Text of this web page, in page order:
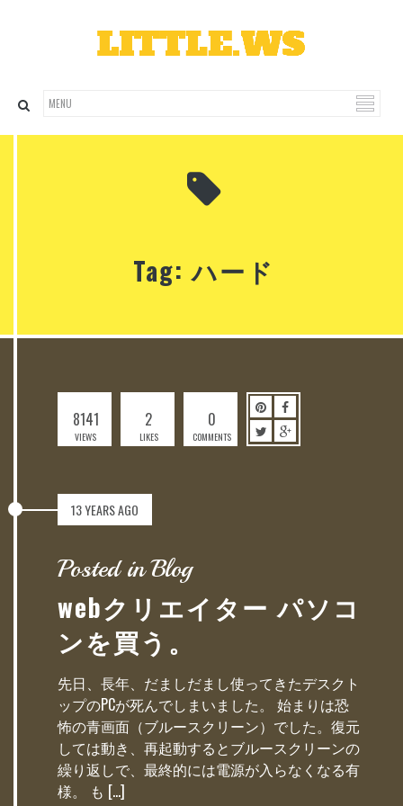
Tag: ハード
8141
VIEWS
2
LIKES
0
COMMENTS
13 YEARS AGO
Posted in Blog
webクリエイター パソコ
ンを買う。
先日、長年、だましだまし使ってきたデスクト
ップのPCが死んでしまいました。 始まりは恐
怖の青画面（ブルースクリーン）でした。復元
しては動き、再起動するとブルースクリーンの
繰り返しで、最終的には電源が入らなくなる有
様。 も […]